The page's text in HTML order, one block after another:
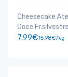
Cheesecake
Doce
7.99€15.98€/kg